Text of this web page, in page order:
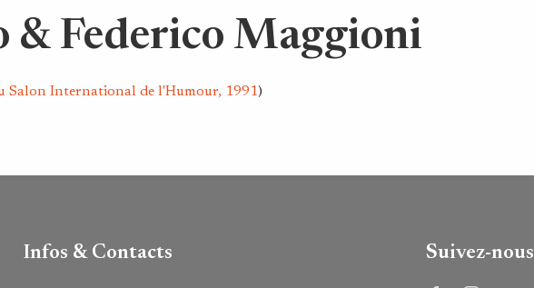
& Federico Maggioni
Salon International de l'Humour, 1991)
Infos & Contacts Suivez-nous